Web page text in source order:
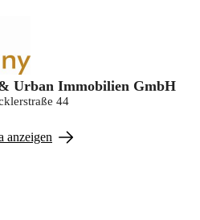
Urban Immobilien GmbH
44
anzeigen